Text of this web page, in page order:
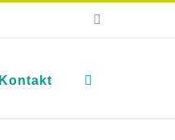
Kontakt